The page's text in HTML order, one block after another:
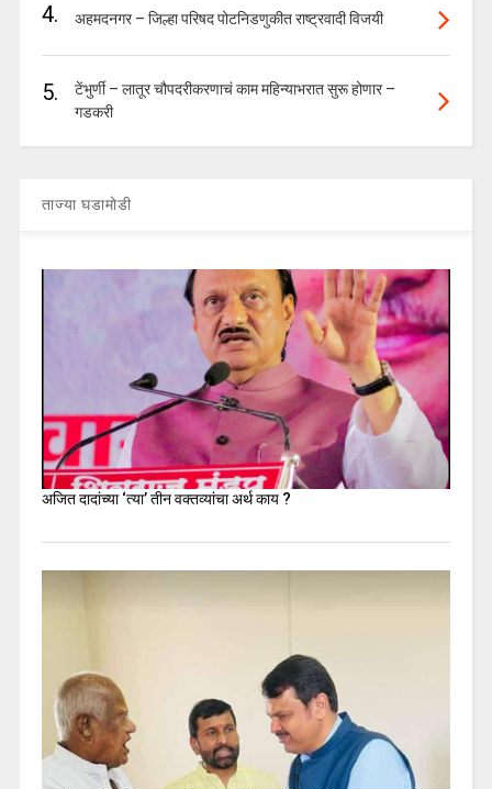
4. अहमदनगर – जिल्हा परिषद पोटनिडणुकीत राष्ट्रवादी विजयी
5.
टेंभुर्णी – लातूर चौपदरीकरणाचं काम महिन्याभरात सुरू होणार –
गडकरी
ताज्या घडामोडी
अजित दादांच्या ‘त्या’ तीन वक्तव्यांचा अर्थ काय ?